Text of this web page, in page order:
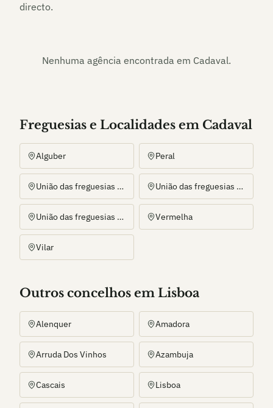
directo.
Nenhuma agência encontrada em Cadaval.
Freguesias e Localidades em Cadaval
Alguber Peral
União das freguesias de Lamas e Cercal União das freguesias de Painho e Figueiros
União das freguesias do Cadaval e Pêro Moniz Vermelha
Vilar
Outros concelhos em Lisboa
Alenquer Amadora
Arruda Dos Vinhos Azambuja
Cascais Lisboa